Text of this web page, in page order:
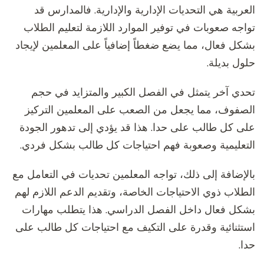
العربية هي التحديات الإدارية والإدارية. فالمدارس قد
تواجه صعوبات في توفير الموارد اللازمة لتعليم الطلاب
بشكل فعال، مما يضع ضغطاً إضافياً على المعلمين لإيجاد
حلول بديلة.
تحدي آخر يتمثل في الفصل الكبير والمتزايد في حجم
الصفوف، مما يجعل من الصعب على المعلمين التركيز
على كل طالب على حدا. هذا قد يؤدي إلى تدهور الجودة
التعليمية وصعوبة فهم احتياجات كل طالب بشكل فردي.
بالإضافة إلى ذلك، تواجه المعلمين تحديات في التعامل مع
الطلاب ذوي الاحتياجات الخاصة، وتقديم الدعم اللازم لهم
بشكل فعال داخل الفصل الدراسي. هذا يتطلب مهارات
استثنائية وقدرة على التكيف مع احتياجات كل طالب على
حدا.